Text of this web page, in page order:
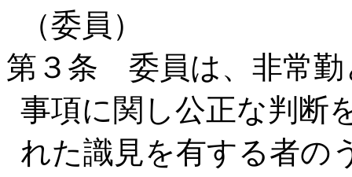
（委員）
第３条 委員は、非常勤
事項に関し公正な判断
れた識見を有する者の